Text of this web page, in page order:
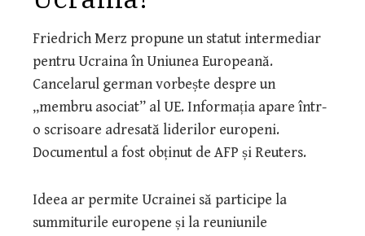
Friedrich Merz propune un statut intermediar
pentru Ucraina în Uniunea Europeană.
Cancelarul german vorbește despre un
„membru asociat” al UE. Informația apare într-
o scrisoare adresată liderilor europeni.
Documentul a fost obținut de AFP și Reuters.
Ideea ar permite Ucrainei să participe la
summiturile europene și la reuniunile